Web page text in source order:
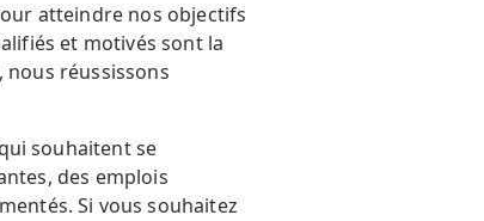
atteindre nos objectifs
et motivés sont la
nous réussissons
souhaitent se
des emplois
Si vous souhaitez